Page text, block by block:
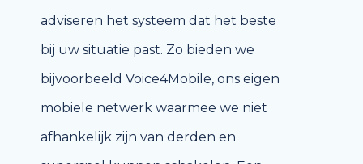
adviseren het systeem dat het beste
bij uw situatie past. Zo bieden we
bijvoorbeeld Voice4Mobile, ons eigen
mobiele netwerk waarmee we niet
afhankelijk zijn van derden en